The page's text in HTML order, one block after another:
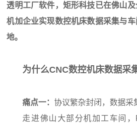
透明工厂软件，矩形科技已在佛山
机加企业实现数控机床数据采集与
地。
为什么CNC数控机床数据采
痛点一：协议繁杂封闭，数据采
走进佛山大部分机加工车间